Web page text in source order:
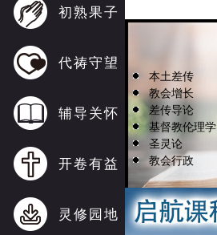
初熟果子
代祷守望
辅导关怀
开卷有益
灵修园地
本土差传
教会增长
差传导论
基督教伦理学
圣灵论
教会行政